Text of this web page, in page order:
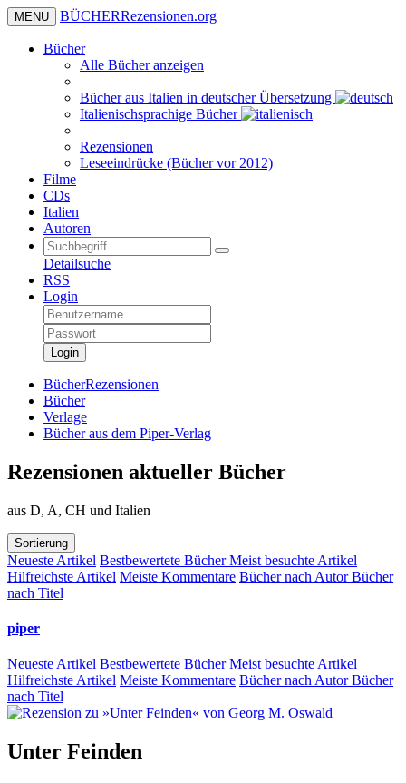
MENU BÜCHERRezensionen.org
Bücher
Alle Bücher anzeigen
Bücher aus Italien in deutscher Übersetzung
Italienischsprachige Bücher
Rezensionen
Leseeindrücke (Bücher vor 2012)
Filme
CDs
Italien
Autoren
Detailsuche
RSS
Login
Login
BücherRezensionen
Bücher
Verlage
Bücher aus dem Piper-Verlag
Rezensionen aktueller Bücher
aus D, A, CH und Italien
Sortierung
Neueste Artikel Bestbewertete BücherMeist besuchte Artikel
Hilfreichste Artikel Meiste Kommentare Bücher nach AutorBücher
nach Titel
piper
Neueste Artikel Bestbewertete BücherMeist besuchte Artikel
Hilfreichste Artikel Meiste Kommentare Bücher nach AutorBücher
nach Titel
Unter Feinden